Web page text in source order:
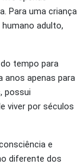
Para uma criança
adulto,
tempo para
anos apenas para
possui
viver por séculos
e
diferente dos